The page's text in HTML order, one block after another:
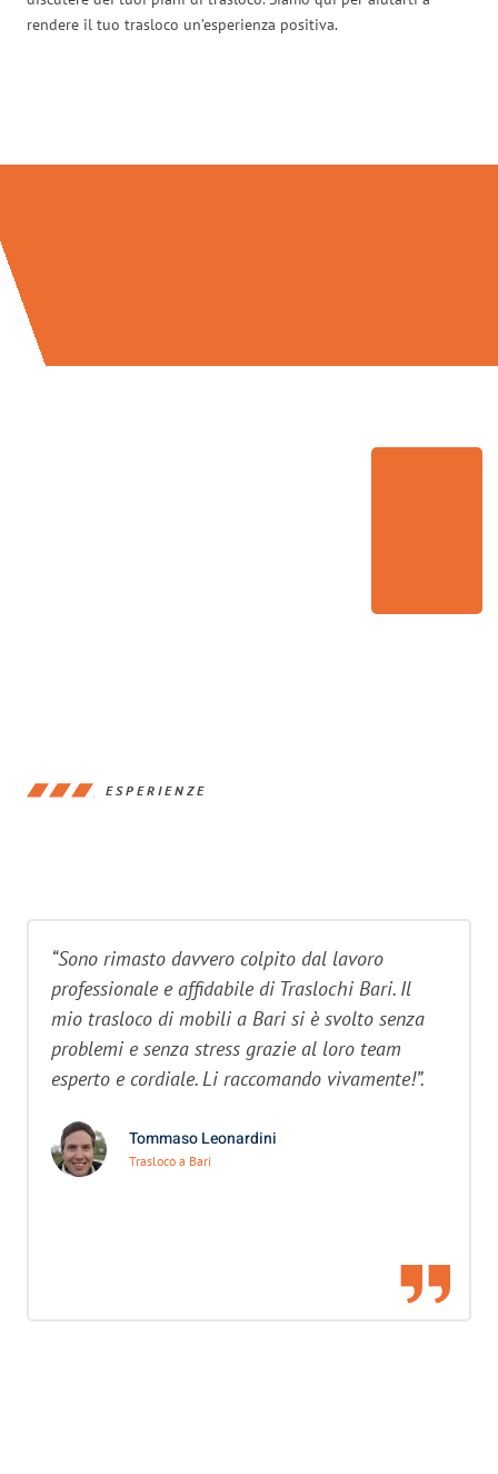
rendere il tuo trasloco un’esperienza positiva.
ESPERIENZE
“Sono rimasto davvero colpito dal lavoro
professionale e affidabile di Traslochi Bari. Il
mio trasloco di mobili a Bari si è svolto senza
problemi e senza stress grazie al loro team
esperto e cordiale. Li raccomando vivamente!”.
Tommaso Leonardini
Trasloco a Bari